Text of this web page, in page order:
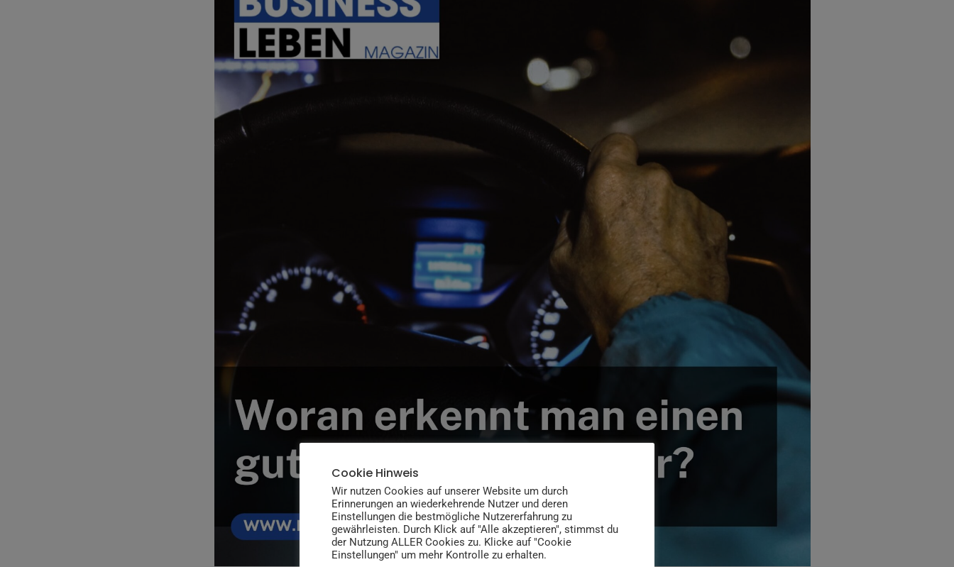
Cookie Hinweis
Wir nutzen Cookies auf unserer Website um durch
Erinnerungen an wiederkehrende Nutzer und deren
Einstellungen die bestmögliche Nutzererfahrung zu
gewährleisten. Durch Klick auf "Alle akzeptieren", stimmst du
der Nutzung ALLER Cookies zu. Klicke auf "Cookie
Einstellungen" um mehr Kontrolle zu erhalten.